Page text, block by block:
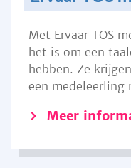
Met Ervaar TOS
het is om een
hebben. Ze
een medeleerling
Meer